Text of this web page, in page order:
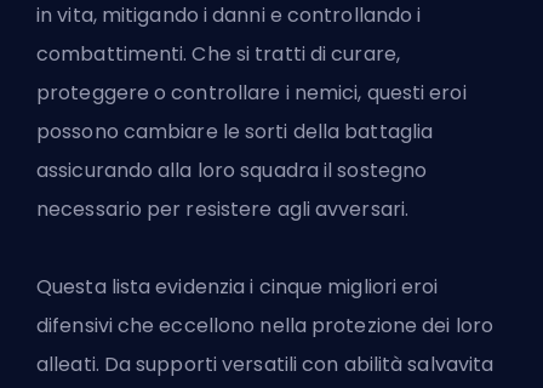
in vita, mitigando i danni e controllando i
combattimenti. Che si tratti di curare,
proteggere o controllare i nemici, questi eroi
possono cambiare le sorti della battaglia
assicurando alla loro squadra il sostegno
necessario per resistere agli avversari.
Questa lista evidenzia i cinque migliori eroi
difensivi che eccellono nella protezione dei loro
alleati. Da supporti versatili con abilità salvavita